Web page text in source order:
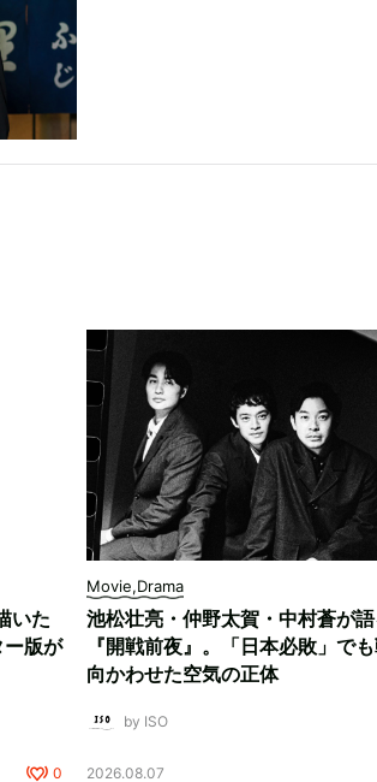
いた
ー版が
0
Movie,Drama
池松壮亮・仲野太賀・中村蒼が
『開戦前夜』。「日本必敗」で
向かわせた空気の正体
by ISO
2026.08.07